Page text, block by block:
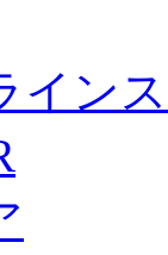
イン